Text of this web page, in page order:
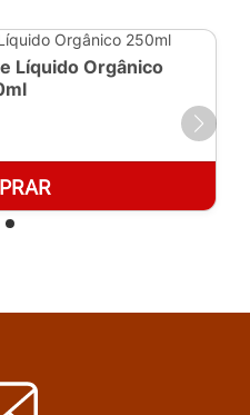
Líquido Orgânico